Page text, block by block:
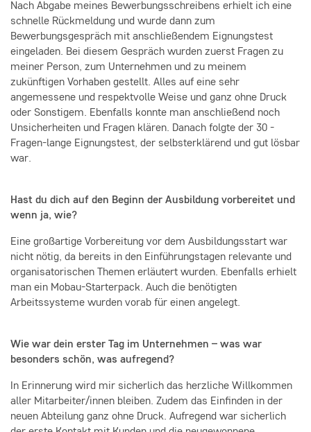
Nach Abgabe meines Bewerbungsschreibens erhielt ich eine
schnelle Rückmeldung und wurde dann zum
Bewerbungsgespräch mit anschließendem Eignungstest
eingeladen. Bei diesem Gespräch wurden zuerst Fragen zu
meiner Person, zum Unternehmen und zu meinem
zukünftigen Vorhaben gestellt. Alles auf eine sehr
angemessene und respektvolle Weise und ganz ohne Druck
oder Sonstigem. Ebenfalls konnte man anschließend noch
Unsicherheiten und Fragen klären. Danach folgte der 30 -
Fragen-lange Eignungstest, der selbsterklärend und gut lösbar
war.
Hast du dich auf den Beginn der Ausbildung vorbereitet und
wenn ja, wie?
Eine großartige Vorbereitung vor dem Ausbildungsstart war
nicht nötig, da bereits in den Einführungstagen relevante und
organisatorischen Themen erläutert wurden. Ebenfalls erhielt
man ein Mobau-Starterpack. Auch die benötigten
Arbeitssysteme wurden vorab für einen angelegt.
Wie war dein erster Tag im Unternehmen – was war
besonders schön, was aufregend?
In Erinnerung wird mir sicherlich das herzliche Willkommen
aller Mitarbeiter/innen bleiben. Zudem das Einfinden in der
neuen Abteilung ganz ohne Druck. Aufregend war sicherlich